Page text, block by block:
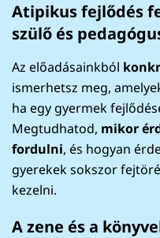
Atipikus fejlődés
szülő és
Az előadásainkból
ismerhetsz meg,
ha egy gyermek
Megtudhatod, mikor
fordulni, és hogyan
gyerekek sokszor
kezelni.
A zene és a